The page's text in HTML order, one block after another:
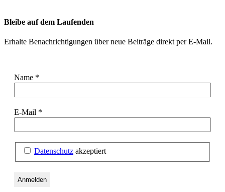
Bleibe auf dem Laufenden
Erhalte Benachrichtigungen über neue Beiträge direkt per E-Mail.
Name *
E-Mail *
Datenschutz akzeptiert